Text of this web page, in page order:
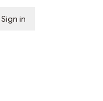
Sign in